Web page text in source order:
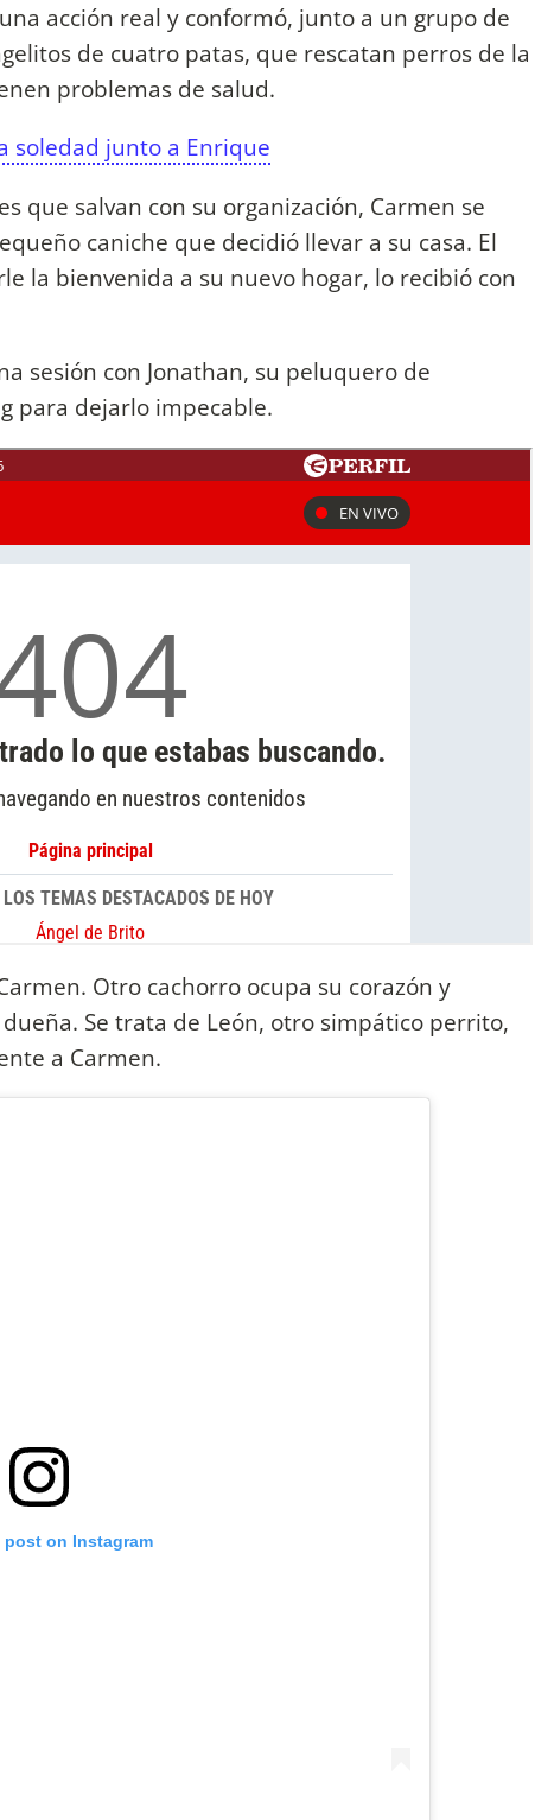
acción real y conformó, junto a un grupo de
de cuatro patas, que rescatan perros de la
problemas de salud.
soledad junto a Enrique
que salvan con su organización, Carmen se
caniche que decidió llevar a su casa. El
la bienvenida a su nuevo hogar, lo recibió con
sesión con Jonathan, su peluquero de
para dejarlo impecable.
Otro cachorro ocupa su corazón y
Se trata de León, otro simpático perrito,
a Carmen.
post on Instagram